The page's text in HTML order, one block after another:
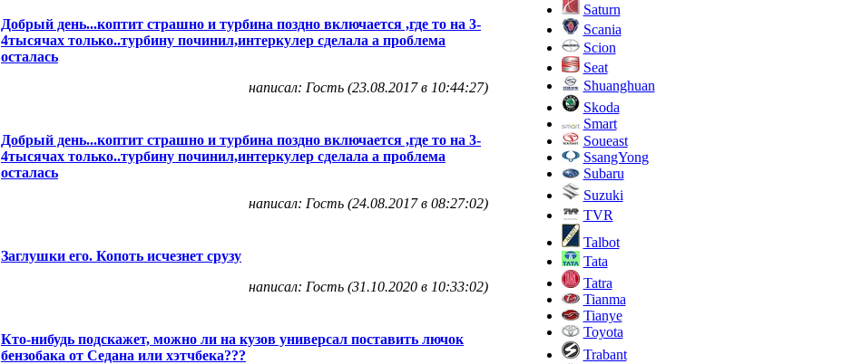
Добрый день...коптит страшно и турбина поздно включается ,где то на 3-
4тысячах только..турбину починил,интеркулер сделала а проблема
осталась
написал: Гость (23.08.2017 в 10:44:27)
Добрый день...коптит страшно и турбина поздно включается ,где то на 3-
4тысячах только..турбину починил,интеркулер сделала а проблема
осталась
написал: Гость (24.08.2017 в 08:27:02)
Заглушки его. Копоть исчезнет срузу
написал: Гость (31.10.2020 в 10:33:02)
Кто-нибудь подскажет, можно ли на кузов универсал поставить лючок
бензобака от Седана или хэтчбека???
Saturn
Scania
Scion
Seat
Shuanghuan
Skoda
Smart
Soueast
SsangYong
Subaru
Suzuki
TVR
Talbot
Tata
Tatra
Tianma
Tianye
Toyota
Trabant